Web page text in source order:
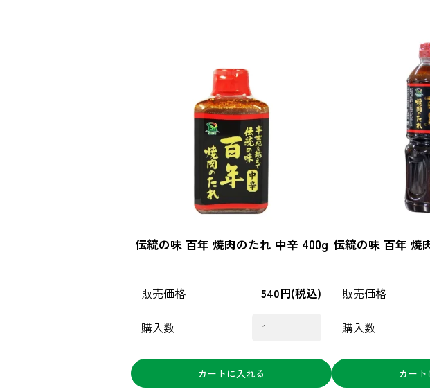
伝統の味 百年 焼肉のたれ 中辛 400g
販売価格 540円(税込)
購入数
伝統の味 百年 焼
販売価格
購入数